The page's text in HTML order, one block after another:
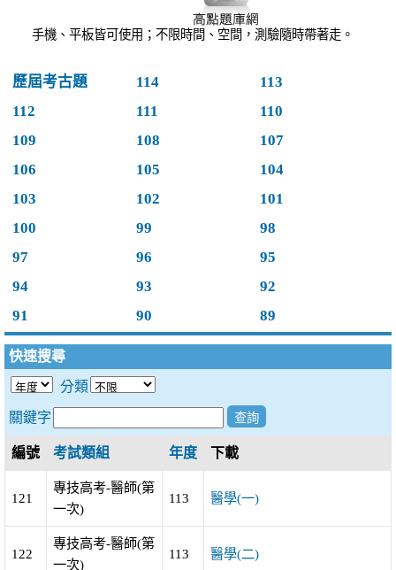
手機、平板皆可使用；不限時間、空間，測驗隨時帶著走。
歷屆考古題 114
113
112
111
110
109
108
107
106
105
104
103
102
101
100
99
98
97
96
95
94
93
92
91
90 89
快速搜尋
分類
關鍵字
編號 考試類組 年度 下載
121
專技高考-醫師(第
一次)
113 醫學(一)
122
專技高考-醫師(第
一次)
113 醫學(二)